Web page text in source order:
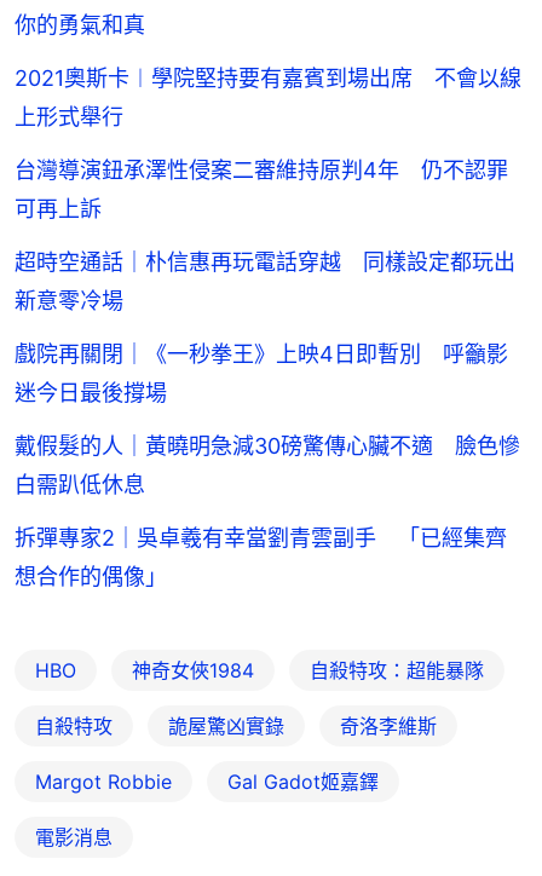
你的勇氣和真
2021奧斯卡︱學院堅持要有嘉賓到場出席 不會以線
上形式舉行
台灣導演鈕承澤性侵案二審維持原判4年 仍不認罪
可再上訴
超時空通話｜朴信惠再玩電話穿越 同樣設定都玩出
新意零冷場
戲院再關閉｜《一秒拳王》上映4日即暫別 呼籲影
迷今日最後撐場
戴假髮的人｜黃曉明急減30磅驚傳心臟不適 臉色慘
白需趴低休息
拆彈專家2｜吳卓羲有幸當劉青雲副手 「已經集齊
想合作的偶像」
HBO 神奇女俠1984 自殺特攻：超能暴隊
自殺特攻 詭屋驚凶實錄 奇洛李維斯
Margot Robbie Gal Gadot姬嘉鐸
電影消息